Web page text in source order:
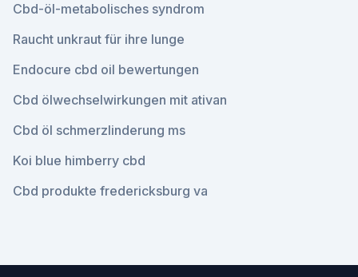
Cbd-öl-metabolisches syndrom
Raucht unkraut für ihre lunge
Endocure cbd oil bewertungen
Cbd ölwechselwirkungen mit ativan
Cbd öl schmerzlinderung ms
Koi blue himberry cbd
Cbd produkte fredericksburg va